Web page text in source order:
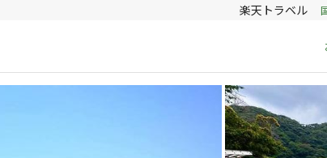
楽天トラベル